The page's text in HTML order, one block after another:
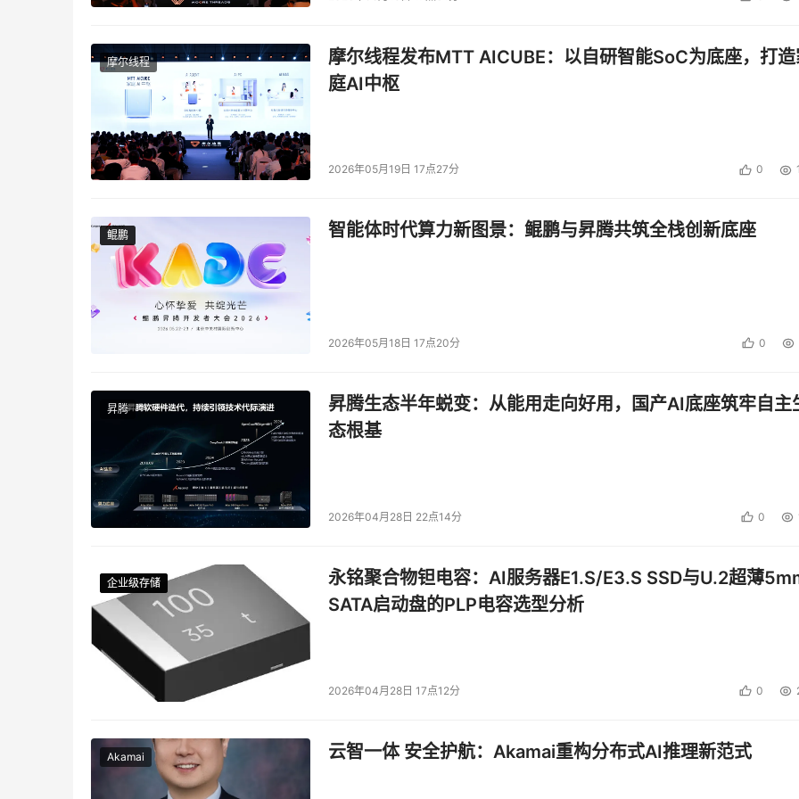
摩尔线程
摩尔线程发布MTT AICUBE：以自研智能SoC为底座，打
庭AI中枢
2026年05月19日 17点27分 0
鲲鹏
鲲鹏 智能体时代算力新图景：鲲鹏与昇腾共筑全栈创新底座
2026年05月18日 17点20分 0
昇腾
昇腾生态半年蜕变：从能用走向好用，国产AI底座筑牢自主
态根基
2026年04月28日 22点14分 0
企业级存储
企业级存储
企业级存储
企业级存储
永铭聚合物钽电容：AI服务器E1.S/E3.S SSD与U.2超薄
SATA启动盘的PLP电容选型分析
2026年04月28日 17点12分 0
Akamai 云智一体 安全护航：Akamai重构分布式AI推理新范式